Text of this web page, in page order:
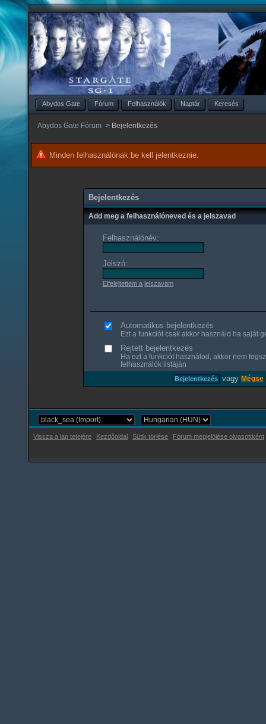
Abydos Gate Fórum Felhasználók Naptár Keresés
Abydos Gate Fórum > Bejelentkezés
Minden felhasználónak be kell jelentkeznie.
Bejelentkezés
Add meg a felhasználóneved és a jelszavad
Felhasználónév:
Jelszó:
Elfelejtettem a jelszavam
Automatikus bejelentkezés
Ezt a funkciót csak akkor használd ha saját
Rejtett bejelentkezés
Ha ezt a funkciót használod, akkor nem
felhasználók listáján
vagy Mégse
Vissza a lap tetejére Kezdőoldal Sütik törlése Fórum megjelölése olvasottként